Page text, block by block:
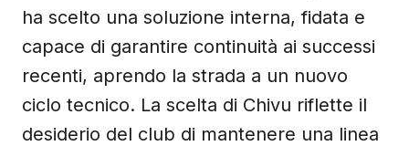
ha scelto una soluzione interna, fidata e
capace di garantire continuità ai successi
recenti, aprendo la strada a un nuovo
ciclo tecnico. La scelta di Chivu riflette il
desiderio del club di mantenere una linea